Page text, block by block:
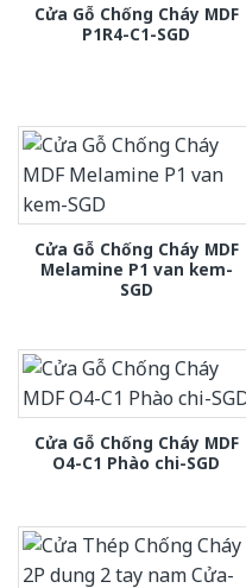
Cửa Gỗ Chống Cháy MDF
P1R4-C1-SGD
Cửa Gỗ Chống Cháy MDF
Melamine P1 van kem-
SGD
Cửa Gỗ Chống Cháy MDF
O4-C1 Phào chi-SGD